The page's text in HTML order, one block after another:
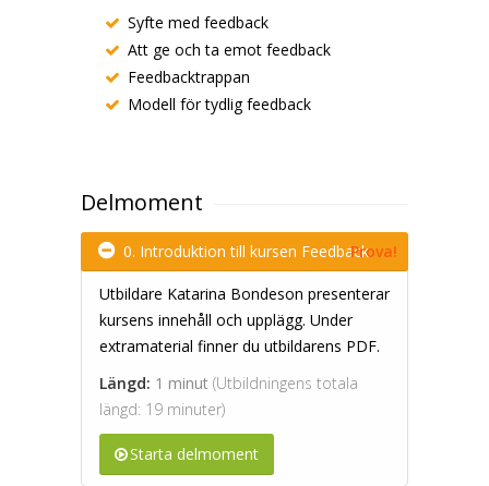
Syfte med feedback
Att ge och ta emot feedback
Feedbacktrappan
Modell för tydlig feedback
Delmoment
0. Introduktion till kursen FeedbackProva!
Utbildare Katarina Bondeson presenterar
kursens innehåll och upplägg. Under
extramaterial finner du utbildarens PDF.
Längd: 1 minut (Utbildningens totala
längd: 19 minuter)
Starta delmoment